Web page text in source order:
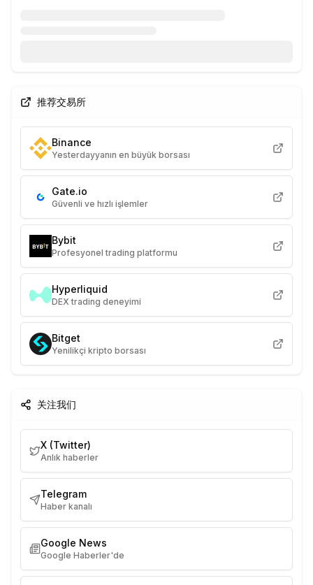
推荐交易所
Binance
Yesterdayyanın en büyük borsası
Gate.io
Güvenli ve hızlı işlemler
Bybit
Profesyonel trading platformu
Hyperliquid
DEX trading deneyimi
Bitget
Yenilikçi kripto borsası
关注我们
X (Twitter)
Anlık haberler
Telegram
Haber kanalı
Google News
Google Haberler'de